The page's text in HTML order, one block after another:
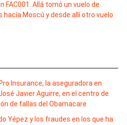
FAC001. Allá tomó un vuelo de
hacía Moscú y desde allí otro vuelo
Insurance, la aseguradora en
Javier Aguirre, en el centro de
de fallas del Obamacare
Yépez y los fraudes en los que ha